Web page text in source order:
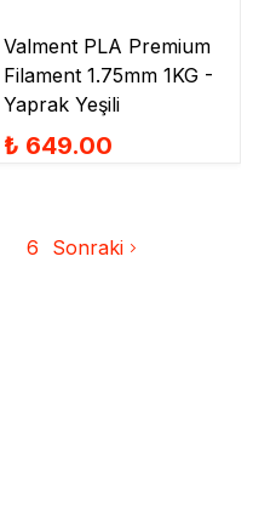
Valment PLA Premium
Filament 1.75mm 1KG -
Yaprak Yeşili
₺ 649.00
6 Sonraki